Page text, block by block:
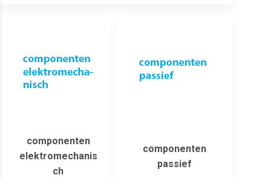
componenten
elektromechanis
ch
componenten
passief